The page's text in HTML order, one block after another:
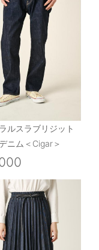
ルスラブリジット
ニム＜Cigar＞